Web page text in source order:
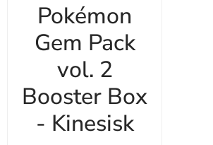
Pokémon
Gem Pack
vol. 2
Booster Box
- Kinesisk